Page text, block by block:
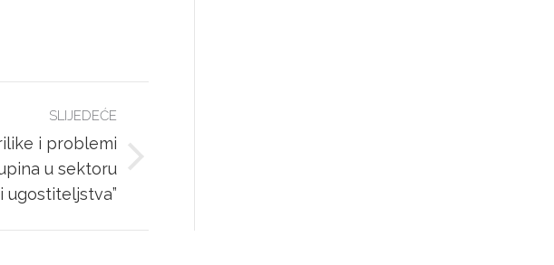
SLIJEDEĆE
i problemi
u sektoru
ugostiteljstva”